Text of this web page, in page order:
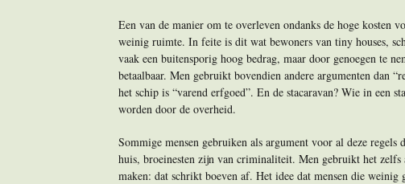
Een van de manier om te overleven ondanks de hoge kosten
weinig ruimte. In feite is dit wat bewoners van tiny houses,
vaak een buitensporig hoog bedrag, maar door genoegen te
betaalbaar. Men gebruikt bovendien andere argumenten dan
het schip is “varend erfgoed”. En de stacaravan? Wie in een
worden door de overheid.
Sommige mensen gebruiken als argument voor al deze
huis, broeinesten zijn van criminaliteit. Men gebruikt het
maken: dat schrikt boeven af. Het idee dat mensen die